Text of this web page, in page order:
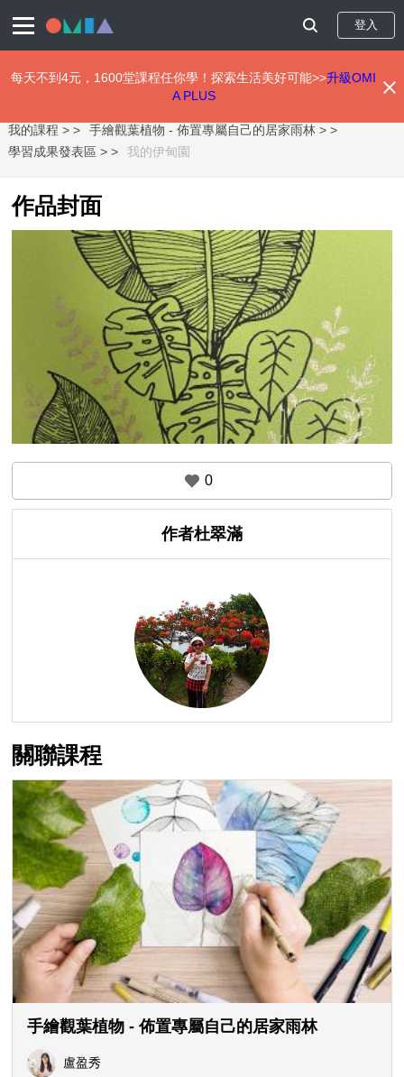
至
主
登入
每天不到4元，1600堂課程任你學！探索生活美好可能>>升級OMI
A PLUS
我的課程 >
手繪觀葉植物 - 佈置專屬自己的居家雨林 >
學習成果發表區 >
我的伊甸園
作品封面
0
作者杜翠滿
關聯課程
手繪觀葉植物 - 佈置專屬自己的居家雨林
盧盈秀